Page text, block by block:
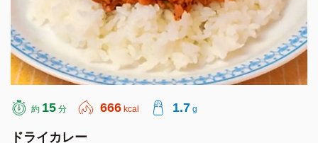
約 15 分 666 kcal 1.7 g
ドライカレー